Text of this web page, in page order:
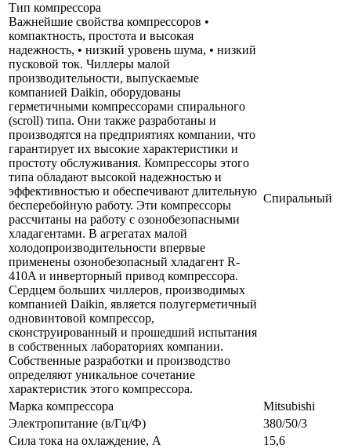
Тип компрессора
Важнейшие свойства компрессоров •
компактность, простота и высокая
надежность, • низкий уровень шума, • низкий
пусковой ток. Чиллеры малой
производительности, выпускаемые
компанией Daikin, оборудованы
герметичными компрессорами спирального
(scroll) типа. Они также разработаны и
производятся на предприятиях компании, что
гарантирует их высокие характеристики и
простоту обслуживания. Компрессоры этого
типа обладают высокой надежностью и
эффективностью и обеспечивают длительную
бесперебойную работу. Эти компрессоры
рассчитаны на работу с озонобезопасными
хладагентами. В агрегатах малой
холодопроизводительности впервые
применены озонобезопасный хладагент R-
410A и инверторный привод компрессора.
Сердцем больших чиллеров, производимых
компанией Daikin, является полугерметичный
одновинтовой компрессор,
сконструированный и прошедший испытания
в собственных лабораториях компании.
Собственные разработки и производство
определяют уникальное сочетание
характеристик этого компрессора.
Спиральный
Марка компрессора
Mitsubishi
Электропитание (в/Гц/Ф)
380/50/3
Сила тока на охлаждение, А
15,6